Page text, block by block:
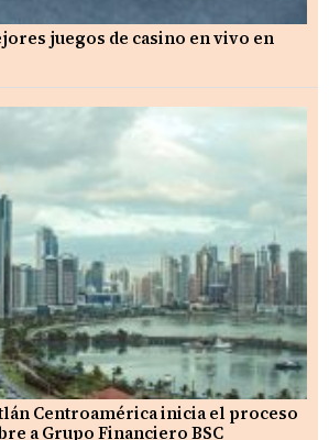
juegos de casino en vivo en
Centroamérica inicia el proceso
a Grupo Financiero BSC